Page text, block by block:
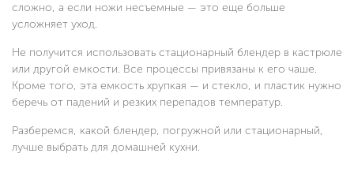
сложно, а если ножи несъемные — это еще больше
усложняет уход.
Не получится использовать стационарный блендер в кастрюле
или другой емкости. Все процессы привязаны к его чаше.
Кроме того, эта емкость хрупкая — и стекло, и пластик нужно
беречь от падений и резких перепадов температур.
Разберемся, какой блендер, погружной или стационарный,
лучше выбрать для домашней кухни.